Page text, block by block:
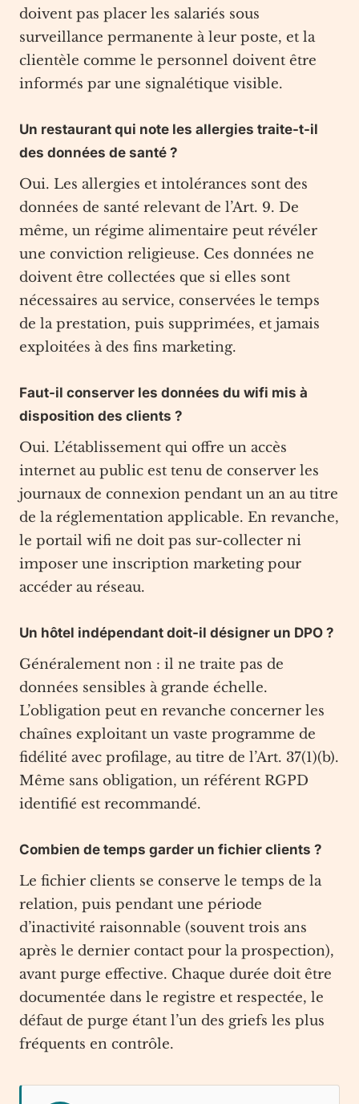
doivent pas placer les salariés sous
surveillance permanente à leur poste, et la
clientèle comme le personnel doivent être
informés par une signalétique visible.
Un restaurant qui note les allergies traite-t-il
des données de santé ?
Oui. Les allergies et intolérances sont des
données de santé relevant de l’Art. 9. De
même, un régime alimentaire peut révéler
une conviction religieuse. Ces données ne
doivent être collectées que si elles sont
nécessaires au service, conservées le temps
de la prestation, puis supprimées, et jamais
exploitées à des fins marketing.
Faut-il conserver les données du wifi mis à
disposition des clients ?
Oui. L’établissement qui offre un accès
internet au public est tenu de conserver les
journaux de connexion pendant un an au titre
de la réglementation applicable. En revanche,
le portail wifi ne doit pas sur-collecter ni
imposer une inscription marketing pour
accéder au réseau.
Un hôtel indépendant doit-il désigner un DPO ?
Généralement non : il ne traite pas de
données sensibles à grande échelle.
L’obligation peut en revanche concerner les
chaînes exploitant un vaste programme de
fidélité avec profilage, au titre de l’Art. 37(1)(b).
Même sans obligation, un référent RGPD
identifié est recommandé.
Combien de temps garder un fichier clients ?
Le fichier clients se conserve le temps de la
relation, puis pendant une période
d’inactivité raisonnable (souvent trois ans
après le dernier contact pour la prospection),
avant purge effective. Chaque durée doit être
documentée dans le registre et respectée, le
défaut de purge étant l’un des griefs les plus
fréquents en contrôle.